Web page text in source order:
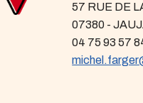
57 RUE DE
07380 -
04 75 93 57